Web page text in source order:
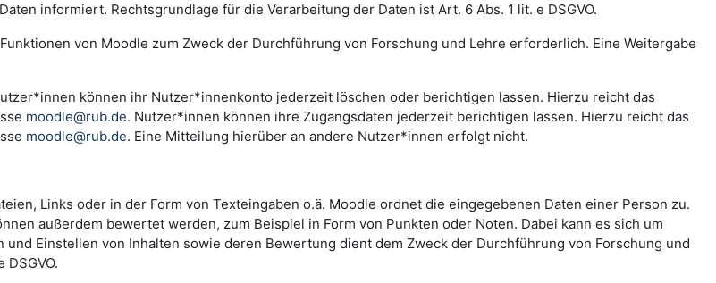
informiert. Rechtsgrundlage für die Verarbeitung der Daten ist Art. 6 Abs. 1 lit. e DSGVO.
von Moodle zum Zweck der Durchführung von Forschung und Lehre erforderlich. Eine Weitergabe
können ihr Nutzer*innenkonto jederzeit löschen oder berichtigen lassen. Hierzu reicht das
moodle@rub.de. Nutzer*innen können ihre Zugangsdaten jederzeit berichtigen lassen. Hierzu reicht das
moodle@rub.de. Eine Mitteilung hierüber an andere Nutzer*innen erfolgt nicht.
Links oder in der Form von Texteingaben o.ä. Moodle ordnet die eingegebenen Daten einer Person zu.
außerdem bewertet werden, zum Beispiel in Form von Punkten oder Noten. Dabei kann es sich um
Einstellen von Inhalten sowie deren Bewertung dient dem Zweck der Durchführung von Forschung und